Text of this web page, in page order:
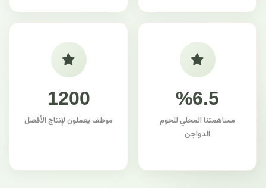
%6.5
مساهمتنا المحلي للحوم
الدواجن
1200
موظف يعملون لإنتاج الأفضل